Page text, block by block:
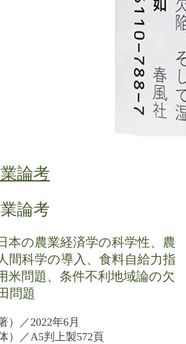
論考
論考
本の農業経済学の科学性、農
間科学の導入、食料自給力指
米問題、条件不利地域論の欠
問題
）／2022年6月
）／A5判上製572頁